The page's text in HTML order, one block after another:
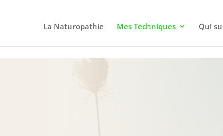
et prise de rendez-vous pour les Naturopathes
La Naturopathie
Mes Techniques Qui